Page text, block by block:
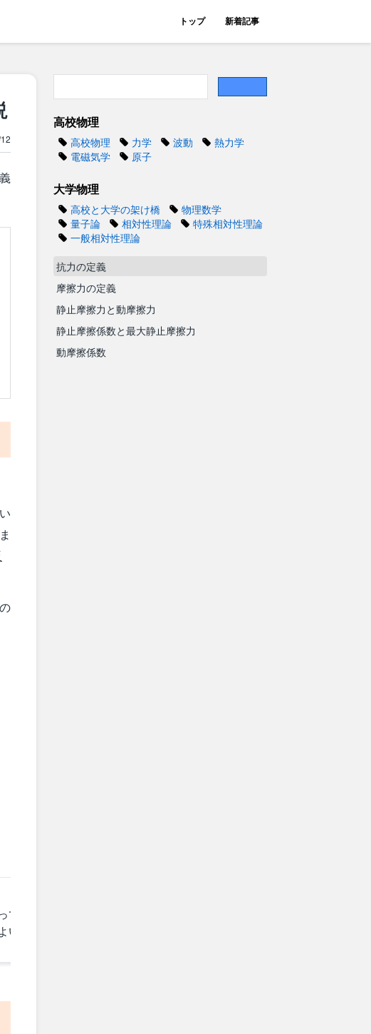
トップ 新着記事
どんな意味
ですか。
高校物理
高校物理 力学 波動
熱力学
電磁気学
原子
大学物理
高校と大学の架け橋
物理数学
量子論
相対性理論
特殊相対性理論
一般相対性理論
抗力の定義
摩擦力の定義
静止摩擦力と動摩擦力
静止摩擦係数と最大静止摩擦力
動摩擦係数